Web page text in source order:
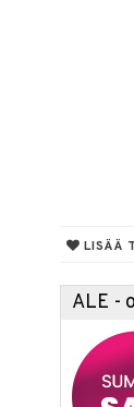
LISÄÄ
ALE -